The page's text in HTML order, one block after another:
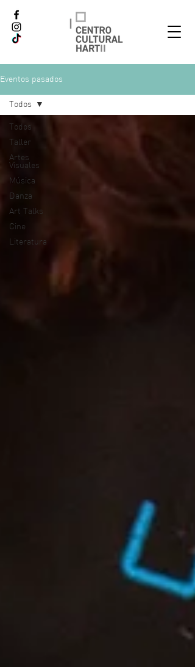
Eventos pasados
Todos
Taller
Artes
Visuales
Música
Danza
Art Talks
Cine
Literatura
Todos